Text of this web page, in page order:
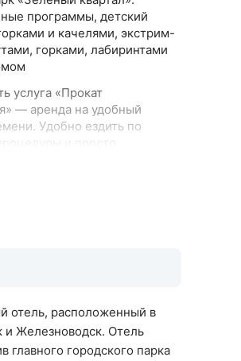
программы, детский
и качелями, экстрим-
горками, лабиринтами
услуга «Прокат
— аренда на удобный
Удобно ездить по
отель, расположенный в
и Железноводск. Отель
главного городского парка